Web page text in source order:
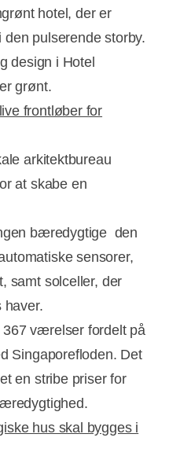
hotel, der er
pulserende storby.
design i Hotel
grønt.
frontløber for
arkitektbureau
at skabe en
bæredygtige  den
sensorer,
samt solceller, der
haver.
værelser fordelt på
Singaporefloden. Det
en stribe priser for
hus skal bygges i